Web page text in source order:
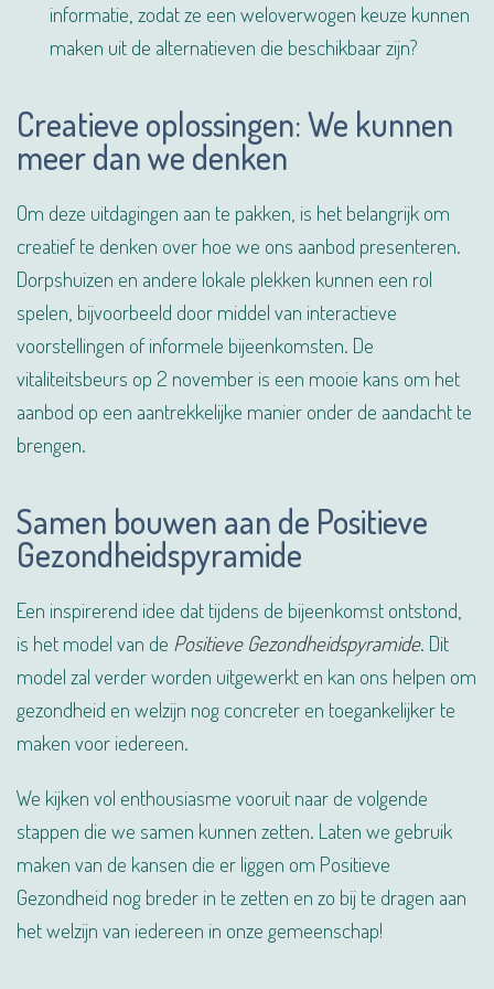
informatie, zodat ze een weloverwogen keuze kunnen
maken uit de alternatieven die beschikbaar zijn?
Creatieve oplossingen: We kunnen
meer dan we denken
Om deze uitdagingen aan te pakken, is het belangrijk om
creatief te denken over hoe we ons aanbod presenteren.
Dorpshuizen en andere lokale plekken kunnen een rol
spelen, bijvoorbeeld door middel van interactieve
voorstellingen of informele bijeenkomsten. De
vitaliteitsbeurs op 2 november is een mooie kans om het
aanbod op een aantrekkelijke manier onder de aandacht te
brengen.
Samen bouwen aan de Positieve
Gezondheidspyramide
Een inspirerend idee dat tijdens de bijeenkomst ontstond,
is het model van de Positieve Gezondheidspyramide. Dit
model zal verder worden uitgewerkt en kan ons helpen om
gezondheid en welzijn nog concreter en toegankelijker te
maken voor iedereen.
We kijken vol enthousiasme vooruit naar de volgende
stappen die we samen kunnen zetten. Laten we gebruik
maken van de kansen die er liggen om Positieve
Gezondheid nog breder in te zetten en zo bij te dragen aan
het welzijn van iedereen in onze gemeenschap!